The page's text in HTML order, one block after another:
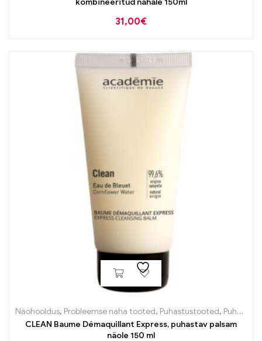
31,00€
Näohooldus, Probleemse naha tooted, Puhastustooted, Puhastustooted
CLEAN Baume Démaquillant Express, puhastav palsam
näole 150 ml